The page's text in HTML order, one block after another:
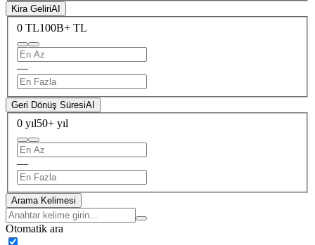
Kira GeliriAI
0 TL100B+ TL
—
Geri Dönüş SüresiAI
0 yıl50+ yıl
—
Arama Kelimesi
Otomatik ara